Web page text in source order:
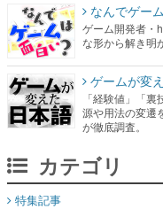
なんでゲー
ゲーム開発者・
な形から解き明
ゲームが変
「経験値」「
源や用法の変遷
が徹底調査。
カテゴリ
特集記事